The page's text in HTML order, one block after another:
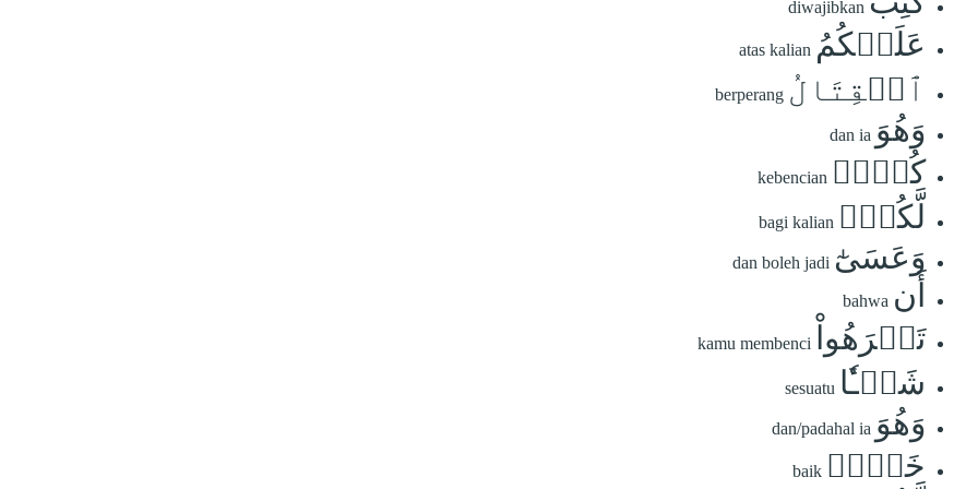
diwajibkan
عَلَيۡكُمُ atas kalian
ٱلۡقِتَالُ berperang
وَهُوَ dan ia
كُرۡهٞ kebencian
لَّكُمۡۖ bagi kalian
وَعَسَىٰٓ dan boleh jadi
أَن bahwa
تَكۡرَهُواْ kamu membenci
شَيۡـٔٗا sesuatu
وَهُوَ dan/padahal ia
خَيۡرٞ baik